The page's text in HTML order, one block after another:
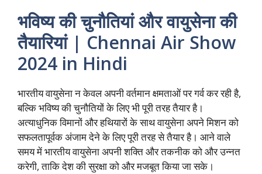
भविष्य की चुनौतियां और वायुसेना की
तैयारियां | Chennai Air Show
2024 in Hindi
भारतीय वायुसेना न केवल अपनी वर्तमान क्षमताओं पर गर्व कर रही है,
बल्कि भविष्य की चुनौतियों के लिए भी पूरी तरह तैयार है।
अत्याधुनिक विमानों और हथियारों के साथ वायुसेना अपने मिशन को
सफलतापूर्वक अंजाम देने के लिए पूरी तरह से तैयार है। आने वाले
समय में भारतीय वायुसेना अपनी शक्ति और तकनीक को और उन्नत
करेगी, ताकि देश की सुरक्षा को और मजबूत किया जा सके।